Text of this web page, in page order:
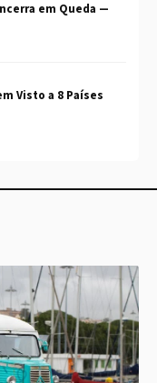
em Queda —
Visto a 8 Países